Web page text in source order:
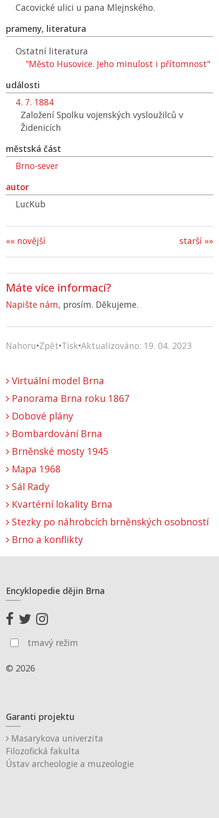
Cacovické ulici u pana Mlejnského.
prameny, literatura
Ostatní literatura
"Město Husovice. Jeho minulost i přítomnost"
události
4. 7. 1884
Založení Spolku vojenských vysloužilců v
Židenicích
městská část
Brno-sever
autor
LucKub
starší »»
«« novější
Máte více informací?
Napište nám, prosím. Děkujeme.
Nahoru•Zpět•Tisk•Aktualizováno: 19. 04. 2023
Virtuální model Brna
Panorama Brna roku 1867
Dobové plány
Bombardování Brna
Brněnské mosty 1945
Mapa 1968
Sál Rady
Kvartérní lokality Brna
Stezky po náhrobcích brněnských osobností
Brno a konflikty
Encyklopedie dějin Brna
tmavý režim
© 2026
Garanti projektu
Masarykova univerzita
Filozofická fakulta
Ústav archeologie a muzeologie